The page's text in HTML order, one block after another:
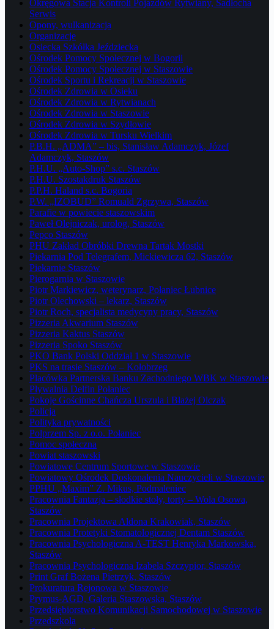
Okręgowa Stacja Kontroli Pojazdów Rytwiany, Sadłocha
Serwis
Opony, wulkanizacja
Organizacje
Osiecka Szkółka Jeździecka
Ośrodek Pomocy Społecznej w Bogorii
Ośrodek Pomocy Społecznej w Staszowie
Ośrodek Sportu i Rekreacji w Staszowie
Ośrodek Zdrowia w Osieku
Ośrodek Zdrowia w Rytwianach
Ośrodek Zdrowia w Staszowie
Ośrodek Zdrowia w Szydłowie
Ośrodek Zdrowia w Tursku Wielkim
P.B.H. „ADMA” – bis, Stanisław Adamczyk, Józef
Adamczyk, Staszów
P.H.U. „Auto-Shop” s.c. Staszów
P.H.U. Szostakdruk Staszów
P.P.H. Haland s.c. Bogoria
P.W. „IZOBUD” Romuald Zgrzywa, Staszów
Parafie w powiecie staszowskim
Paweł Olejniczak, urolog, Staszów
Pepco Staszów
PHU Zakład Obróbki Drewna Tartak Mostki
Piekarnia Pod Telegrafem, Mickiewicza 62, Staszów
Piekarnie Staszów
Pierogarnia w Staszowie
Piotr Markiewicz, weterynarz, Połaniec Łubnice
Piotr Olechowski – lekarz, Staszów
Piotr Roch, specjalista medycyny pracy, Staszów
Pizzeria Akwarium Staszów
Pizzeria Kaktus Staszów
Pizzeria Spoko Staszów
PKO Bank Polski Oddział 1 w Staszowie
PKS na trasie Staszów – Kołobrzeg
Placówka Partnerska Banku Zachodniego WBK w Staszowie
Pływalnia Delfin Połaniec
Pokoje Gościnne Chańcza Urszula i Błażej Olczak
Policja
Polityka prywatności
Polprzem Sp. z o.o. Połaniec
Pomoc społeczna
Powiat staszowski
Powiatowe Centrum Sportowe w Staszowie
Powiatowy Ośrodek Doskonalenia Nauczycieli w Staszowie
PPHU „Maxim” Z. Mikus, Podmaleniec
Pracownia Fantazja – słodkie stoły, torty – Wola Osowa,
Staszów
Pracownia Projektowa Aldona Krakowiak, Staszów
Pracownia Protetyki Stomatologicznej Dentam Staszów
Pracownia Psychologiczna A-TEST Henryka Markowska,
Staszów
Pracownia Psychologiczna Izabela Szczypior, Staszów
Print Graf Bożena Pietrzyk, Staszów
Prokuratura Rejonowa w Staszowie
Prymus-AGD, Galeria Staszowska, Staszów
Przedsiębiorstwo Komunikacji Samochodowej w Staszowie
Przedszkola